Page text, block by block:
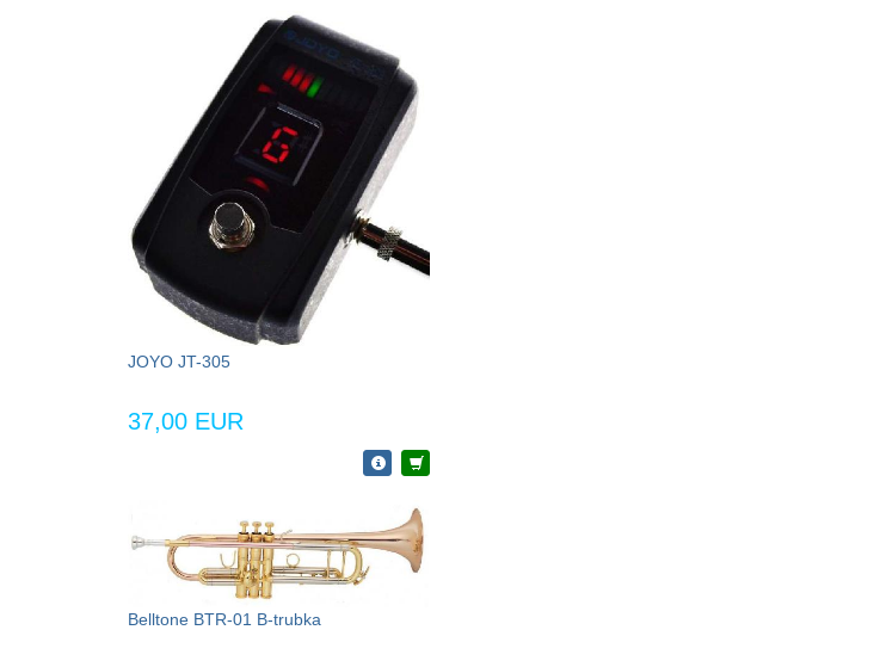
JOYO JT-305
37,00 EUR
Belltone BTR-01 B-trubka